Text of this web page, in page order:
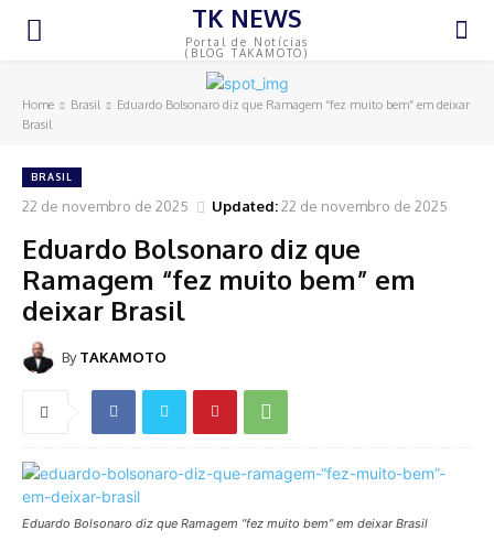
TK NEWS
Portal de Notícias
(BLOG TAKAMOTO)
Home Brasil
Eduardo Bolsonaro diz que Ramagem “fez muito bem” em deixar
Brasil
BRASIL
22 de novembro de 2025 Updated:22 de novembro de 2025
Eduardo Bolsonaro diz que
Ramagem “fez muito bem” em
deixar Brasil
By TAKAMOTO
Eduardo Bolsonaro diz que Ramagem “fez muito bem” em deixar Brasil